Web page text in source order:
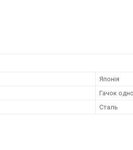
Японія
Гачок
Сталь